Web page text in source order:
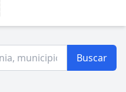
Buscar